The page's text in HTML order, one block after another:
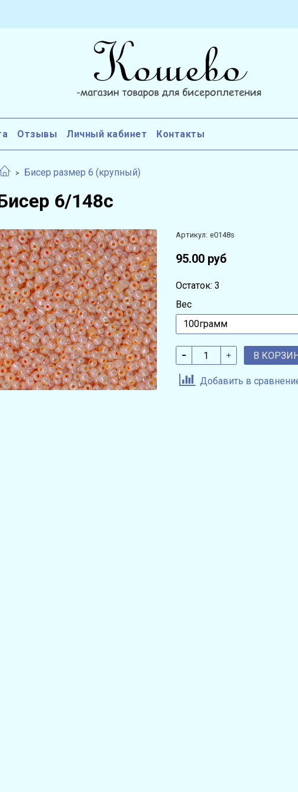
Отзывы Личный кабинет Контакты
Бисер размер 6 (крупный)
6/148с
Артикул: e0148s
95.00 руб
Остаток: 3
Вес
В
Добавить в